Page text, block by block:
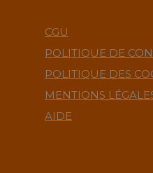
CGU
POLITIQUE DE
POLITIQUE DES
MENTIONS
AIDE